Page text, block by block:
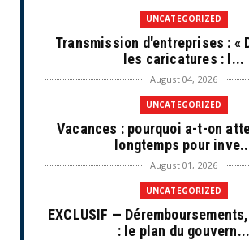
UNCATEGORIZED
Transmission d'entreprises : «
les caricatures : l...
August 04, 2026
UNCATEGORIZED
Vacances : pourquoi a-t-on
longtemps pour
August 01, 2026
UNCATEGORIZED
EXCLUSIF —
: le plan du gouvern...